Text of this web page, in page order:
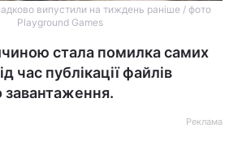
випустили на тиждень раніше / фото
Playground Games
стала помилка самих
час публікації файлів
завантаження.
Реклама